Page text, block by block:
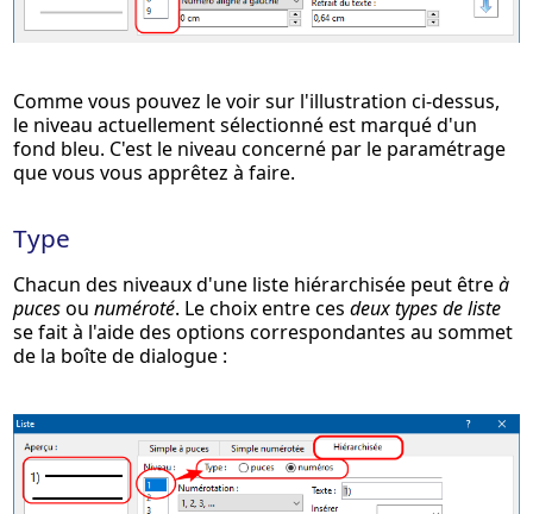
Comme vous pouvez le voir sur l'illustration ci-dessus,
le niveau actuellement sélectionné est marqué d'un
fond bleu. C'est le niveau concerné par le paramétrage
que vous vous apprêtez à faire.
Type
Chacun des niveaux d'une liste hiérarchisée peut êtreà
pucesounuméroté. Le choix entre cesdeux types de liste
se fait à l'aide des options correspondantes au sommet
de la boîte de dialogue :